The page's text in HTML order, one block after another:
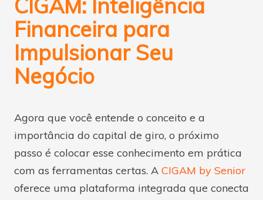
CIGAM: Inteligência
Financeira para
Impulsionar Seu
Negócio
Agora que você entende o conceito e a
importância do capital de giro, o próximo
passo é colocar esse conhecimento em prática
com as ferramentas certas. A CIGAM by Senior
oferece uma plataforma integrada que conecta